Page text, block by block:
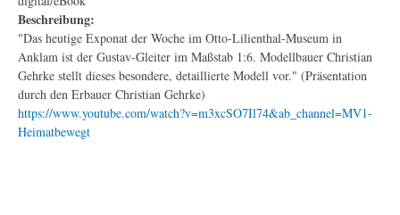
Beschreibung:
"Das heutige Exponat der Woche im Otto-Lilienthal-Museum in
Anklam ist der Gustav-Gleiter im Maßstab 1:6. Modellbauer Christian
Gehrke stellt dieses besondere, detaillierte Modell vor." (Präsentation
durch den Erbauer Christian Gehrke)
https://www.youtube.com/watch?v=m3xcSO7Il74&ab_channel=MV1-
Heimatbewegt